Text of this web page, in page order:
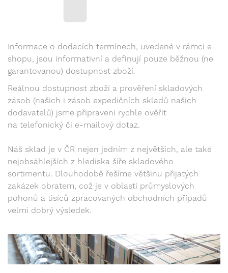
Informace o dodacích termínech, uvedené v rámci e-
shopu, jsou informativní a definují pouze běžnou (ne
garantovanou) dostupnost zboží.
Reálnou dostupnost zboží a prověření skladových
zásob (našich i zásob expedičních skladů našich
dodavatelů) jsme připraveni rychle ověřit
na telefonický či e-mailový dotaz.
Náš sklad je v ČR nejen jedním z největších, ale také
nejobsáhlejších z hlediska šíře skladového
sortimentu. Dlouhodobě řešíme většinu přijatých
zakázek obratem, což je v oblasti průmyslových
pohonů a tisíců zpracovaných obchodních případů
velmi dobrý výsledek.